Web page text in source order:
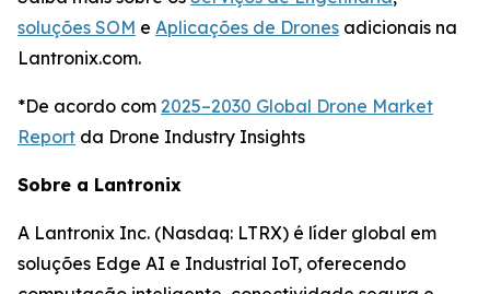
soluções SOM e Aplicações de Drones adicionais na
Lantronix.com.
*De acordo com 2025–2030 Global Drone Market
Report da Drone Industry Insights
Sobre a Lantronix
A Lantronix Inc. (Nasdaq: LTRX) é líder global em
soluções Edge AI e Industrial IoT, oferecendo